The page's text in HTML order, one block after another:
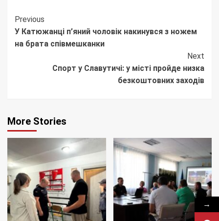
Continue
Reading
Previous
У Катюжанці п’яний чоловік накинувся з ножем
на брата співмешканки
Next
Спорт у Славутичі: у місті пройде низка
безкоштовних заходів
More Stories
→